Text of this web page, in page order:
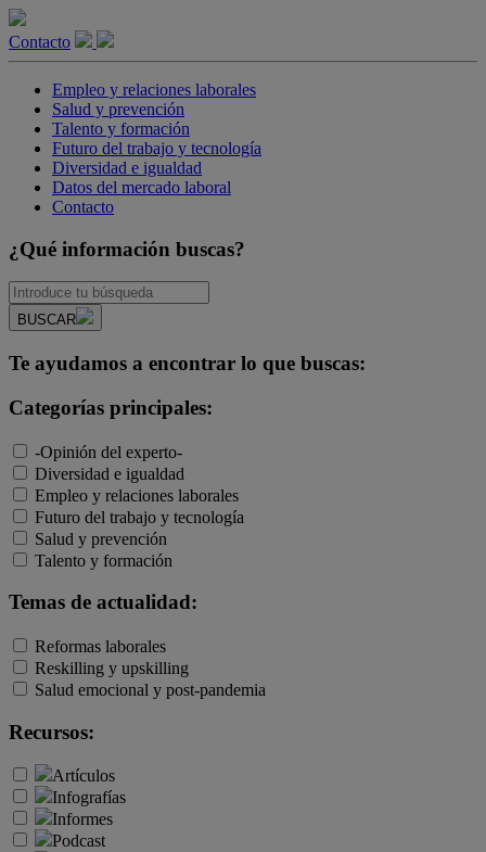
Contacto
Empleo y relaciones laborales
Salud y prevención
Talento y formación
Futuro del trabajo y tecnología
Diversidad e igualdad
Datos del mercado laboral
Contacto
¿Qué información buscas?
BUSCAR
Te ayudamos a encontrar lo que buscas:
Categorías principales:
-Opinión del experto-
Diversidad e igualdad
Empleo y relaciones laborales
Futuro del trabajo y tecnología
Salud y prevención
Talento y formación
Temas de actualidad:
Reformas laborales
Reskilling y upskilling
Salud emocional y post-pandemia
Recursos:
Artículos
Infografías
Informes
Podcast